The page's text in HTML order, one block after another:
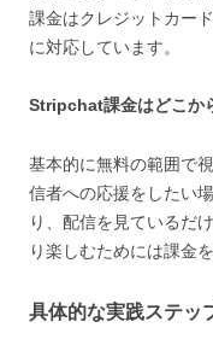
課金はクレジットカー
に対応しています。
Stripchat課金はどこか
基本的に無料の範囲で
信者への応援をしたい
り、配信を見ているだ
り楽しむためには課金
具体的な実践ステッ